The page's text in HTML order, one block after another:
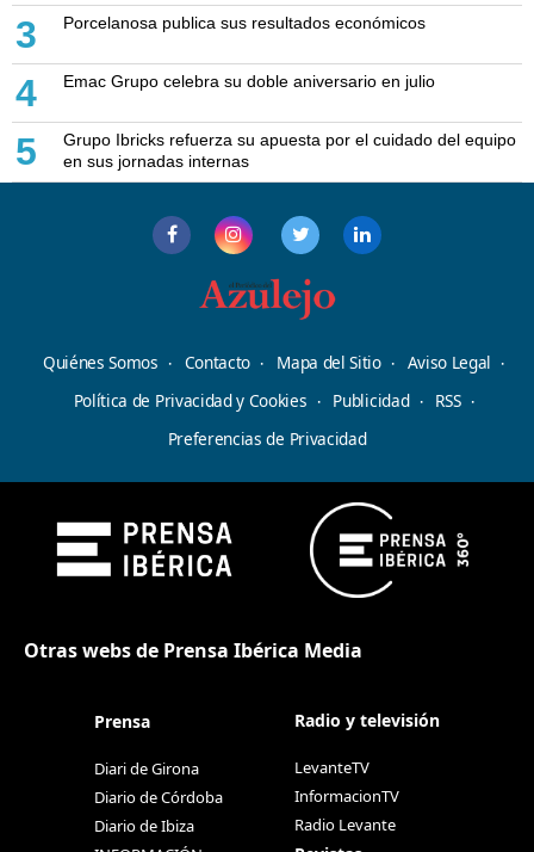
3 Porcelanosa publica sus resultados económicos
4 Emac Grupo celebra su doble aniversario en julio
5
Grupo Ibricks refuerza su apuesta por el cuidado del equipo
en sus jornadas internas
Quiénes Somos Contacto Mapa del Sitio
Aviso Legal
Política de Privacidad y Cookies
Publicidad
RSS
Preferencias de Privacidad
Otras webs de Prensa Ibérica Media
Prensa
Diari de Girona
Diario de Córdoba
Diario de Ibiza
Radio y televisión
LevanteTV
InformacionTV
Radio Levante